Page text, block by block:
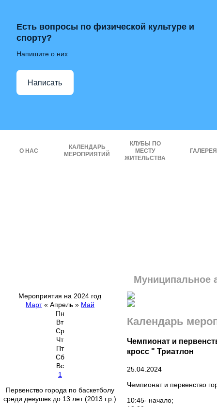
Есть вопросы по физической культуре и
спорту?
Напишите о них
Написать
О НАС
КАЛЕНДАРЬ
МЕРОПРИЯТИЙ
КЛУБЫ ПО
МЕСТУ
ЖИТЕЛЬСТВА
ГАЛЕРЕЯ
Муниципальное
Мероприятия на 2024 год
Март« Апрель » Май
Пн
Вт
Ср
Чт
Пт
Сб
Вс
1
Первенство города по баскетболу
среди девушек до 13 лет (2013 г.р.)
Календарь
Чемпионат и
кросс " Триатлон
25.04.2024
Чемпионат и первенство
10:45- начало;